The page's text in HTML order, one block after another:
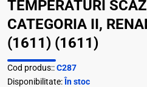
TEMPERATURI
CATEGORIA II,
(1611) (1611)
Cod produs::C287
Disponibilitate: În stoc